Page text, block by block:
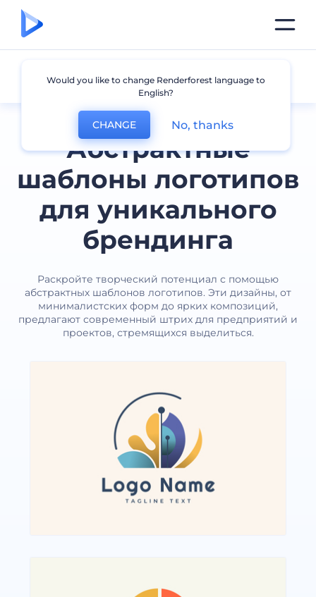
Абстрактные
шаблоны логотипов
для уникального
брендинга
Раскройте творческий потенциал с помощью
абстрактных шаблонов логотипов. Эти дизайны, от
минималистских форм до ярких композиций,
предлагают современный штрих для предприятий и
проектов, стремящихся выделиться.
Абстракция
Would you like to change Renderforest language to
English?
CHANGE No, thanks